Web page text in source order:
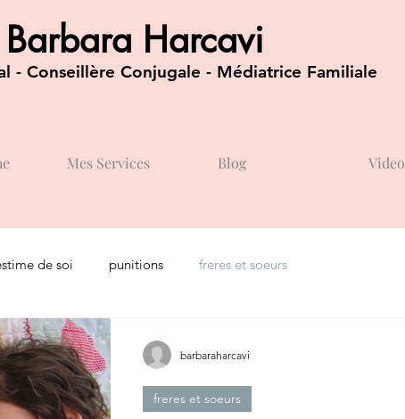
Barbara Harcavi
- Conseillère Conjugale - Médiatrice Familiale
Mes Services Blog Video
de soi punitions freres et soeurs
freres et soeurs
barbaraharcavi